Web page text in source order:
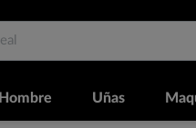
Hombre Uñas